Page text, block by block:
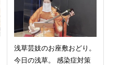
浅草芸妓のお座敷おどり。
今日の浅草。 感染症対策